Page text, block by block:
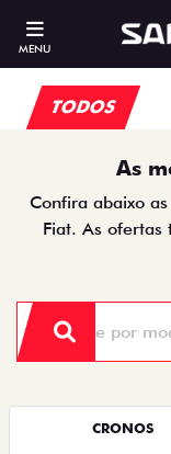
MENU
TODOS
As
Confira abaixo
Fiat. As ofertas
CRONOS